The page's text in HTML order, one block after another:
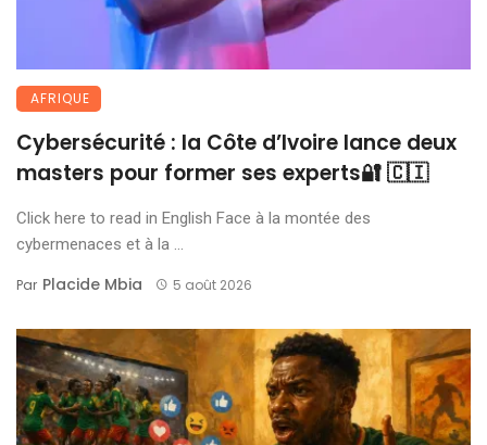
AFRIQUE
Cybersécurité : la Côte d’Ivoire lance deux
masters pour former ses experts🔐 🇨🇮
Click here to read in English Face à la montée des
cybermenaces et à la ...
Par Placide Mbia 5 août 2026